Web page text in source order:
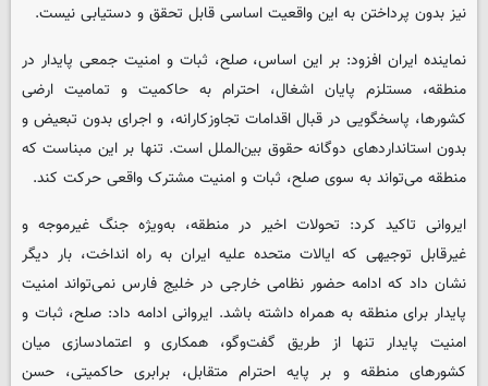
نیز بدون پرداختن به این واقعیت اساسی قابل تحقق و دستیابی نیست.
نماینده ایران افزود: بر این اساس، صلح، ثبات و امنیت جمعی پایدار در
منطقه، مستلزم پایان اشغال، احترام به حاکمیت و تمامیت ارضی
کشورها، پاسخگویی در قبال اقدامات تجاوزکارانه، و اجرای بدون تبعیض و
بدون استانداردهای دوگانه حقوق بین‌الملل است. تنها بر این مبناست که
منطقه می‌تواند به سوی صلح، ثبات و امنیت مشترک واقعی حرکت کند.
ایروانی تاکید کرد: تحولات اخیر در منطقه، به‌ویژه جنگ غیرموجه و
غیرقابل توجیهی که ایالات متحده علیه ایران به راه انداخت، بار دیگر
نشان داد که ادامه حضور نظامی خارجی در خلیج فارس نمی‌تواند امنیت
پایدار برای منطقه به همراه داشته باشد. ایروانی ادامه داد: صلح، ثبات و
امنیت پایدار تنها از طریق گفت‌وگو، همکاری و اعتمادسازی میان
کشورهای منطقه و بر پایه احترام متقابل، برابری حاکمیتی، حسن